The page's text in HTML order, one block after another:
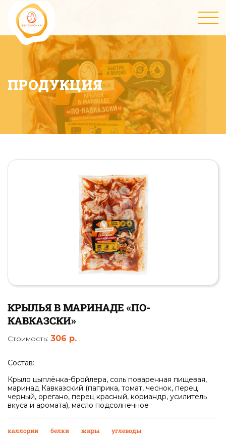
ПРОДУКЦИЯ
КРЫЛЬЯ В МАРИНАДЕ «ПО-
КАВКАЗСКИ»
Стоимость: 306 р.
Состав:
Крыло цыплёнка-бройлера, соль поваренная пищевая,
маринад Кавказский (паприка, томат, чеснок, перец
черный, орегано, перец красный, кориандр, усилитель
вкуса и аромата), масло подсолнечное
каллории белки жиры углеводы